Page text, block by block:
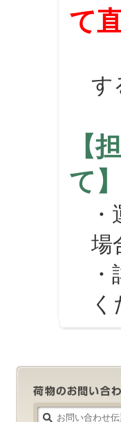
て
（
す
【
て】
・
場
・
く